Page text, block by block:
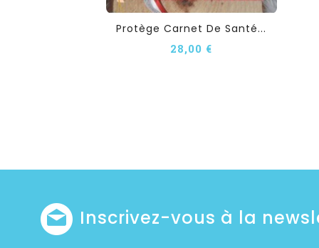
Protège Carnet De Santé...
28,00 €
Inscrivez-vous à la